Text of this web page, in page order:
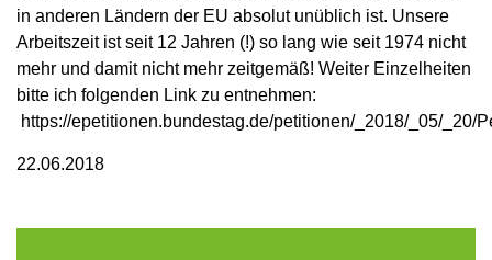
in anderen Ländern der EU absolut unüblich ist. Unsere
Arbeitszeit ist seit 12 Jahren (!) so lang wie seit 1974 nicht
mehr und damit nicht mehr zeitgemäß! Weiter Einzelheiten
bitte ich folgenden Link zu entnehmen:
https://epetitionen.bundestag.de/petitionen/_2018/_05/_20/
22.06.2018